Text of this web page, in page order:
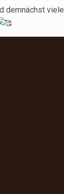
demnächst viele